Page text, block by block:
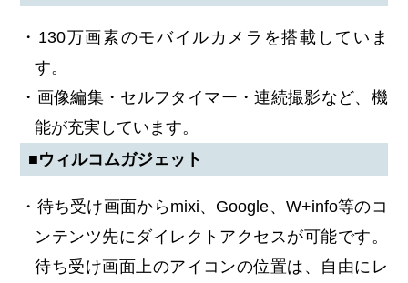
・130万画素のモバイルカメラを搭載していま
す。
・画像編集・セルフタイマー・連続撮影など、機
能が充実しています。
■ウィルコムガジェット
・待ち受け画面からmixi、Google、W+info等のコ
ンテンツ先にダイレクトアクセスが可能です。
待ち受け画面上のアイコンの位置は、自由にレ